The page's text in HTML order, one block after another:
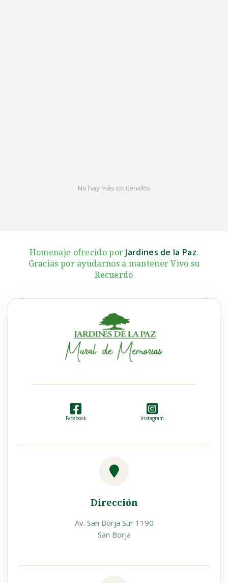
No hay más contenidos
Homenaje ofrecido por Jardines de la Paz.
Gracias por ayudarnos a mantener Vivo su
Recuerdo
Facebook Instagram
Dirección
Av. San Borja Sur 1190
San Borja